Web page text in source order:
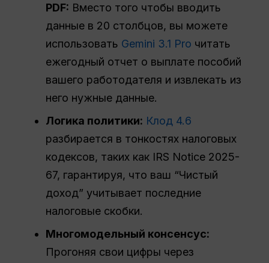
PDF: Вместо того чтобы вводить
данные в 20 столбцов, вы можете
использовать Gemini 3.1 Pro читать
ежегодный отчет о выплате пособий
вашего работодателя и извлекать из
него нужные данные.
Логика политики: Клод 4.6
разбирается в тонкостях налоговых
кодексов, таких как IRS Notice 2025-
67, гарантируя, что ваш “Чистый
доход” учитывает последние
налоговые скобки.
Многомодельный консенсус:
Прогоняя свои цифры через